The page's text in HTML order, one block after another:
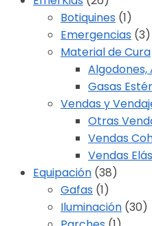
Botiquines (1)
Emergencias (3)
Material de Cura
Algodones,
Gasas
Vendas y
Otras
Vendas
Vendas
Equipación (38)
Gafas (1)
Iluminación (30)